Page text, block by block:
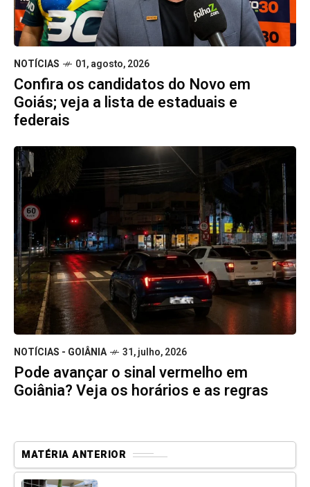
NOTÍCIAS 01, agosto, 2026
Confira os candidatos do Novo em
Goiás; veja a lista de estaduais e
federais
NOTÍCIAS - GOIÂNIA 31, julho, 2026
Pode avançar o sinal vermelho em
Goiânia? Veja os horários e as regras
MATÉRIA ANTERIOR